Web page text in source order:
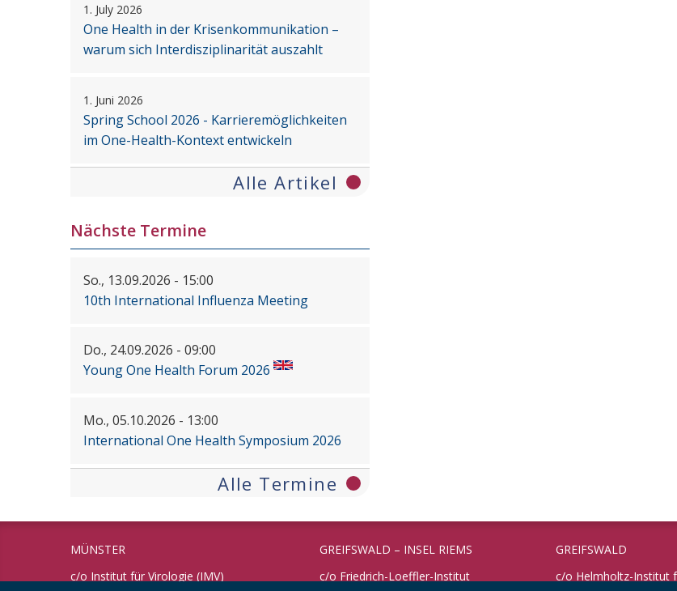
1. July 2026
One Health in der Krisenkommunikation –
warum sich Interdisziplinarität auszahlt
1. Juni 2026
Spring School 2026 - Karrieremöglichkeiten
im One-Health-Kontext entwickeln
Alle Artikel
Nächste Termine
So., 13.09.2026 - 15:00
10th International Influenza Meeting
Do., 24.09.2026 - 09:00
Young One Health Forum 2026
Mo., 05.10.2026 - 13:00
International One Health Symposium 2026
Alle Termine
MÜNSTER
c/o Institut für Virologie (IMV)
GREIFSWALD – INSEL RIEMS
c/o Friedrich-Loeffler-Institut
GREIFSWALD
c/o Helmholtz-Institut